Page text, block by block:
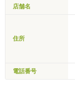
店舗名
住所
電話番号